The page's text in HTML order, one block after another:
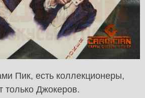
Пик, есть коллекционеры,
только Джокеров.